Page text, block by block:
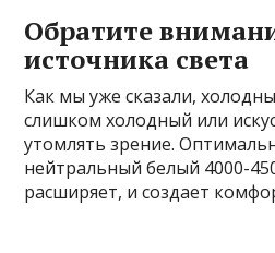
Обратите
источника света
Как мы уже сказали,
слишком холодный или
утомлять зрение.
нейтральный белый 4000-
расширяет, и создает